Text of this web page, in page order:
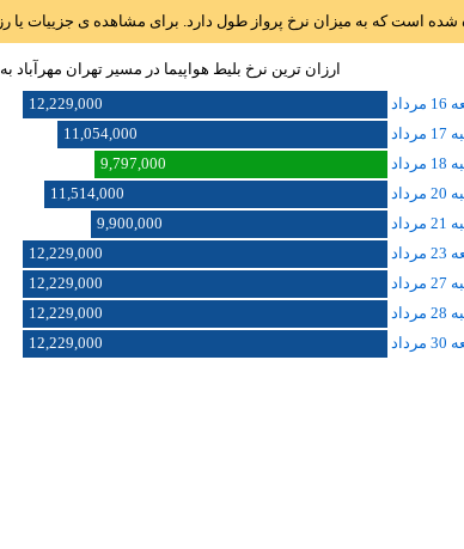
شده است که به میزان نرخ پرواز طول دارد. برای مشاهده ی جزییات
ارزان ترین نرخ بلیط هواپیما در مسیر تهران مهرآباد
12,229,000
11,054,000
9,797,000
11,514,000
9,900,000
12,229,000
12,229,000
12,229,000
12,229,000